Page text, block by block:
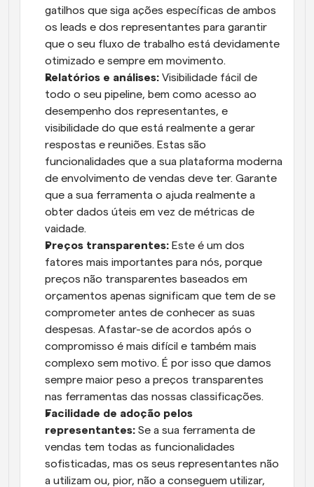
gatilhos que siga ações específicas de ambos
os leads e dos representantes para garantir
que o seu fluxo de trabalho está devidamente
otimizado e sempre em movimento.
Relatórios e análises: Visibilidade fácil de
todo o seu pipeline, bem como acesso ao
desempenho dos representantes, e
visibilidade do que está realmente a gerar
respostas e reuniões. Estas são
funcionalidades que a sua plataforma moderna
de envolvimento de vendas deve ter. Garante
que a sua ferramenta o ajuda realmente a
obter dados úteis em vez de métricas de
vaidade.
Preços transparentes: Este é um dos
fatores mais importantes para nós, porque
preços não transparentes baseados em
orçamentos apenas significam que tem de se
comprometer antes de conhecer as suas
despesas. Afastar-se de acordos após o
compromisso é mais difícil e também mais
complexo sem motivo. É por isso que damos
sempre maior peso a preços transparentes
nas ferramentas das nossas classificações.
Facilidade de adoção pelos
representantes: Se a sua ferramenta de
vendas tem todas as funcionalidades
sofisticadas, mas os seus representantes não
a utilizam ou, pior, não a conseguem utilizar,